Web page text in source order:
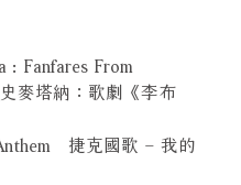
: Fanfares From
麥塔納：歌劇《李布
捷克國歌 – 我的